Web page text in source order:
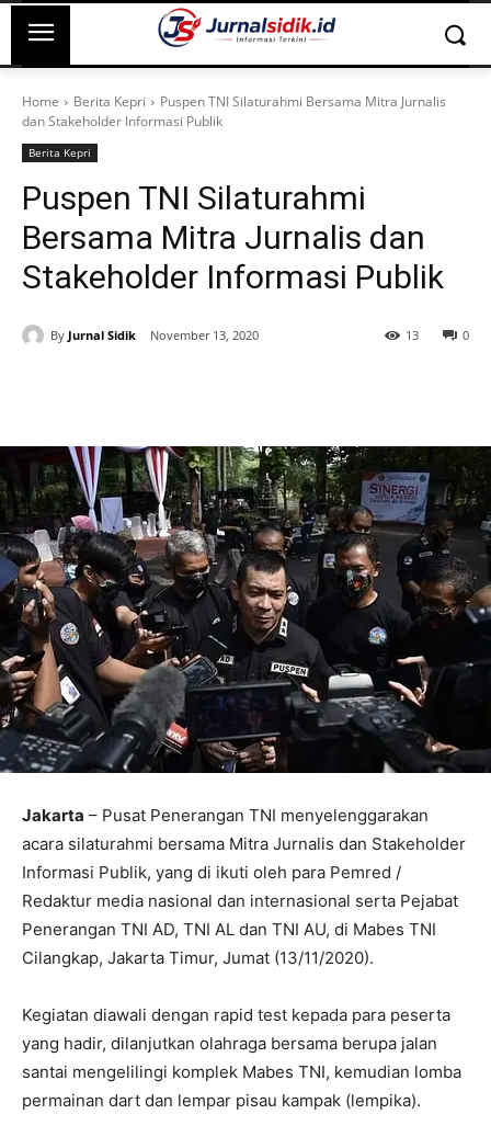
Home Berita Kepri
Puspen TNI Silaturahmi Bersama Mitra Jurnalis
dan Stakeholder Informasi Publik
Berita Kepri
Puspen TNI Silaturahmi
Bersama Mitra Jurnalis dan
Stakeholder Informasi Publik
By Jurnal Sidik November 13, 2020 0
13
Jakarta – Pusat Penerangan TNI menyelenggarakan
acara silaturahmi bersama Mitra Jurnalis dan Stakeholder
Informasi Publik, yang di ikuti oleh para Pemred /
Redaktur media nasional dan internasional serta Pejabat
Penerangan TNI AD, TNI AL dan TNI AU, di Mabes TNI
Cilangkap, Jakarta Timur, Jumat (13/11/2020).
Kegiatan diawali dengan rapid test kepada para peserta
yang hadir, dilanjutkan olahraga bersama berupa jalan
santai mengelilingi komplek Mabes TNI, kemudian lomba
permainan dart dan lempar pisau kampak (lempika).